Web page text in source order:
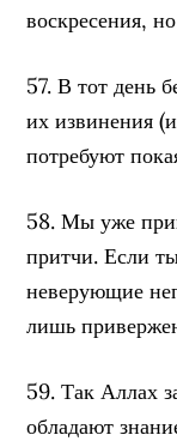
воскресения,
57. В тот день
их извинения
потребуют
58. Мы уже
притчи. Если
неверующие
лишь
59. Так Аллах
обладают